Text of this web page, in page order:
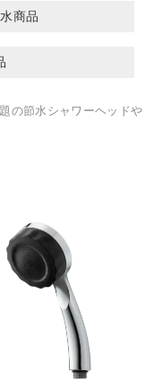
商品
の節水シャワーヘッドや